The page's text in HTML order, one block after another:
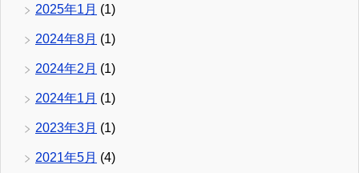
2025年1月 (1)
2024年8月 (1)
2024年2月 (1)
2024年1月 (1)
2023年3月 (1)
2021年5月 (4)